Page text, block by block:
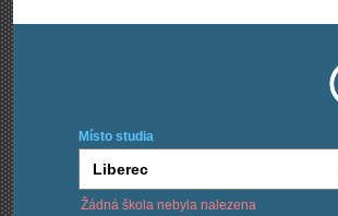
Místo studia
Žádná škola nebyla nalezena